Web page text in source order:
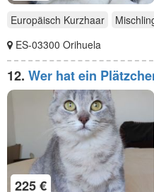
Europäisch Kurzhaar
ES-03300 Orihuela
12. Wer hat ein
Pila? Eilt sehr!
225 €